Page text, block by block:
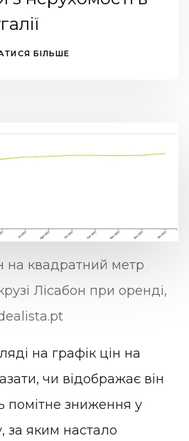
БІЛЬШЕ
на квадратний метр
Лісабон при оренді,
на графік цін на
чи відображає він
помітне зниження у
за яким настало